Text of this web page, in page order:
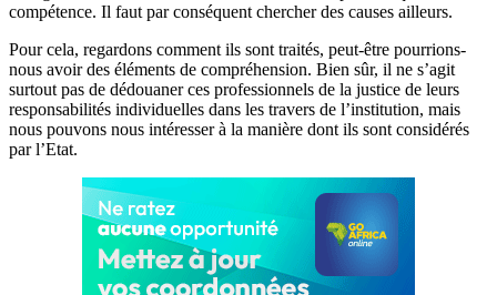
compétence. Il faut par conséquent chercher des causes ailleurs.
Pour cela, regardons comment ils sont traités, peut-être pourrions-
nous avoir des éléments de compréhension. Bien sûr, il ne s’agit
surtout pas de dédouaner ces professionnels de la justice de leurs
responsabilités individuelles dans les travers de l’institution, mais
nous pouvons nous intéresser à la manière dont ils sont considérés
par l’Etat.